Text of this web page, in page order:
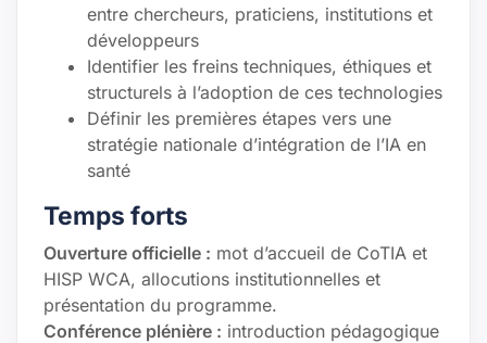
entre chercheurs, praticiens, institutions et
développeurs
Identifier les freins techniques, éthiques et
structurels à l’adoption de ces technologies
Définir les premières étapes vers une
stratégie nationale d’intégration de l’IA en
santé
Temps forts
Ouverture officielle : mot d’accueil de CoTIA et
HISP WCA, allocutions institutionnelles et
présentation du programme.
Conférence plénière : introduction pédagogique